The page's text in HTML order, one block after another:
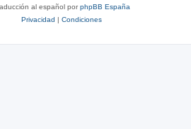
al español porphpBB España
Privacidad | Condiciones